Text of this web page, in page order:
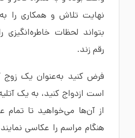
نهایت تلاش و همکاری را
بتواند لحظات خاطره‌انگیزی
رقم زند.
فرض کنید به‌عنوان یک زوج
است ازدواج کنید، به یک
از آن‌ها می‌خواهید تا
هنگام مراسم را عکاسی